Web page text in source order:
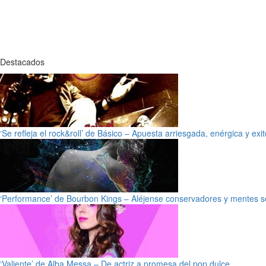
Destacados
‘Se refleja el rock&roll’ de Básico – Apuesta arriesgada, enérgica y
‘Performance’ de Bourbon Kings – Aléjense conservadores y mentes
‘Valiente’ de Alba Messa – De actriz a promesa del pop dulce